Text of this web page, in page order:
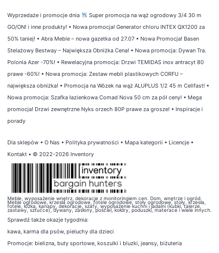
Wyprzedaże i promocje dnia
Super promocja na wąż ogrodowy 3/4 30 m
GO/ON! i inne produkty! • Nowa promocja! Generator chloru INTEX QX1200 za
50% taniej! • Abra Meble – nowa gazetka od 27.07 • Nowa Promocja! Basen
Stelażowy Bestway – Największa Obniżka Cena! • Nowa promocja: Dywan Tra.
Polonia Azer -70%! • Rewelacyjna promocja: Drzwi TEMIDAS inox antracyt 80
prawe -60%! • Nowa promocja: Zestaw mebli plastikowych CORFU –
największa obniżka! • Promocja na Wózek na wąż ALUPLUS 1/2 45 m Cellfast! •
Nowa promocja: Szafka łazienkowa Comad Nova 50 cm za pół ceny! • Mega
promocja! Drzwi zewnętrzne Nyks orzech 80P prawe za grosze! • Inspiracje i
porady
Dla sklepów • O Nas • Polityka prywatności • Mapa kategorii • Licencje •
Kontakt • © 2022-2026 Inventory
Meble, wyposażenie wnętrz, dekoracje z monitoringiem cen. Dom, wnętrze i ogród.
Meble ogrodowe, krzesła ogrodowe, fotele ogrodowe, stoły ogrodowe, stoły, krzesła,
fotele, łóżka, kanapy, dekoracje, szafy, wyposażenie kuchni i jadalni (kubki, talerze,
zastawy, sztućce), dywany, zasłony, pościel, kołdry, poduszki, materace i wiele innych.
Sprawdź także okazje tygodnia:
kawa, karma dla psów, pieluchy dla dzieci
Promocje: bielizna, buty sportowe, koszulki i bluzki, jeansy, biżuteria